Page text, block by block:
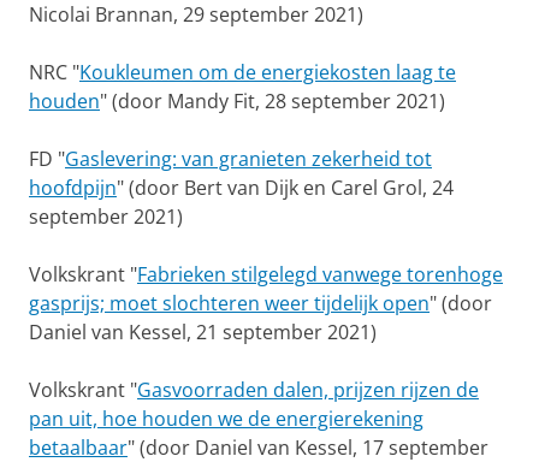
Nicolai Brannan, 29 september 2021)
NRC "Koukleumen om de energiekosten laag te
houden" (door Mandy Fit, 28 september 2021)
FD "Gaslevering: van granieten zekerheid tot
hoofdpijn" (door Bert van Dijk en Carel Grol, 24
september 2021)
Volkskrant "Fabrieken stilgelegd vanwege torenhoge
gasprijs; moet slochteren weer tijdelijk open" (door
Daniel van Kessel, 21 september 2021)
Volkskrant "Gasvoorraden dalen, prijzen rijzen de
pan uit, hoe houden we de energierekening
betaalbaar" (door Daniel van Kessel, 17 september